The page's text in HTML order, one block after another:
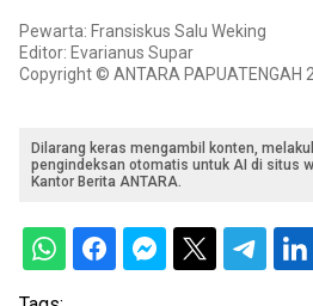
Pewarta: Fransiskus Salu Weking
Editor: Evarianus Supar
Copyright © ANTARA PAPUATENGAH
Dilarang keras mengambil konten,
pengindeksan otomatis untuk AI di situs
Kantor Berita ANTARA.